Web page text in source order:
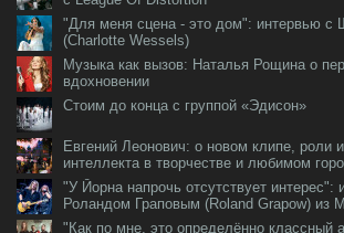
"Для меня сцена - это дом": интервью с
(Charlotte Wessels)
Музыка как вызов: Наталья Рощина о
вдохновении
Стоим до конца с группой «Эдисон»
Евгений Леонович: о новом клипе, роли
интеллекта в творчестве и любимом
"У Йорна напрочь отсутствует интерес":
Роландом Граповым (Roland Grapow) из
"Как по мне, это определённо классный